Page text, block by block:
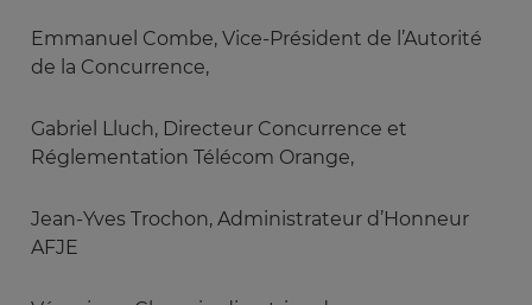
Emmanuel Combe, Vice-Président de l’Autorité
de la Concurrence,
Gabriel Lluch, Directeur Concurrence et
Réglementation Télécom Orange,
Jean-Yves Trochon, Administrateur d’Honneur
AFJE